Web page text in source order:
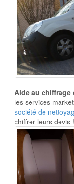
Aide au chiffrage
les services
société de
chiffrer leurs devis !